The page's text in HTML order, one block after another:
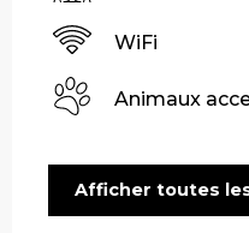
WiFi
Animaux
Afficher toutes